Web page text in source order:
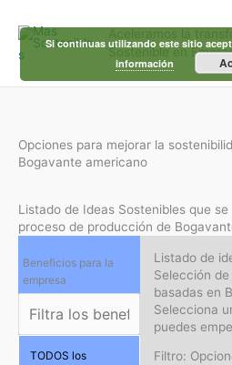
contenido
Sostenible en
Opciones para mejorar la
Bogavante americano
Listado de Ideas Sostenibles que
proceso de producción de
Beneficios para la
empresa
TODOS los
Listado de
Selección
basadas en
Selecciona
puedes
Filtro:
Si continuas utilizando este sitio
información